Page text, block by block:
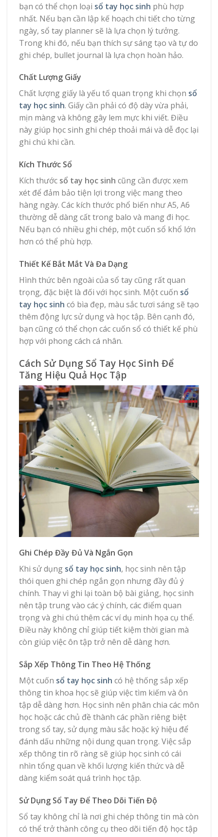
bạn có thể chọn loại sổ tay học sinh phù hợp
nhất. Nếu bạn cần lập kế hoạch chi tiết cho từng
ngày, sổ tay planner sẽ là lựa chọn lý tưởng.
Trong khi đó, nếu bạn thích sự sáng tạo và tự do
ghi chép, bullet journal là lựa chọn hoàn hảo.
Chất Lượng Giấy
Chất lượng giấy là yếu tố quan trọng khi chọn sổ
tay học sinh. Giấy cần phải có độ dày vừa phải,
mịn màng và không gây lem mực khi viết. Điều
này giúp học sinh ghi chép thoải mái và dễ đọc lại
ghi chú khi cần.
Kích Thước Sổ
Kích thước sổ tay học sinh cũng cần được xem
xét để đảm bảo tiện lợi trong việc mang theo
hàng ngày. Các kích thước phổ biến như A5, A6
thường dễ dàng cất trong balo và mang đi học.
Nếu bạn có nhiều ghi chép, một cuốn sổ khổ lớn
hơn có thể phù hợp.
Thiết Kế Bắt Mắt Và Đa Dạng
Hình thức bên ngoài của sổ tay cũng rất quan
trọng, đặc biệt là đối với học sinh. Một cuốn sổ
tay học sinh có bìa đẹp, màu sắc tươi sáng sẽ tạo
thêm động lực sử dụng và học tập. Bên cạnh đó,
bạn cũng có thể chọn các cuốn sổ có thiết kế phù
hợp với phong cách cá nhân.
Cách Sử Dụng Sổ Tay Học Sinh Để
Tăng Hiệu Quả Học Tập
Ghi Chép Đầy Đủ Và Ngắn Gọn
Khi sử dụng sổ tay học sinh, học sinh nên tập
thói quen ghi chép ngắn gọn nhưng đầy đủ ý
chính. Thay vì ghi lại toàn bộ bài giảng, học sinh
nên tập trung vào các ý chính, các điểm quan
trọng và ghi chú thêm các ví dụ minh họa cụ thể.
Điều này không chỉ giúp tiết kiệm thời gian mà
còn giúp việc ôn tập trở nên dễ dàng hơn.
Sắp Xếp Thông Tin Theo Hệ Thống
Một cuốn sổ tay học sinh có hệ thống sắp xếp
thông tin khoa học sẽ giúp việc tìm kiếm và ôn
tập dễ dàng hơn. Học sinh nên phân chia các môn
học hoặc các chủ đề thành các phần riêng biệt
trong sổ tay, sử dụng màu sắc hoặc ký hiệu để
đánh dấu những nội dung quan trọng. Việc sắp
xếp thông tin rõ ràng sẽ giúp học sinh có cái
nhìn tổng quan về khối lượng kiến thức và dễ
dàng kiểm soát quá trình học tập.
Sử Dụng Sổ Tay Để Theo Dõi Tiến Độ
Sổ tay không chỉ là nơi ghi chép thông tin mà còn
có thể trở thành công cụ theo dõi tiến độ học tập